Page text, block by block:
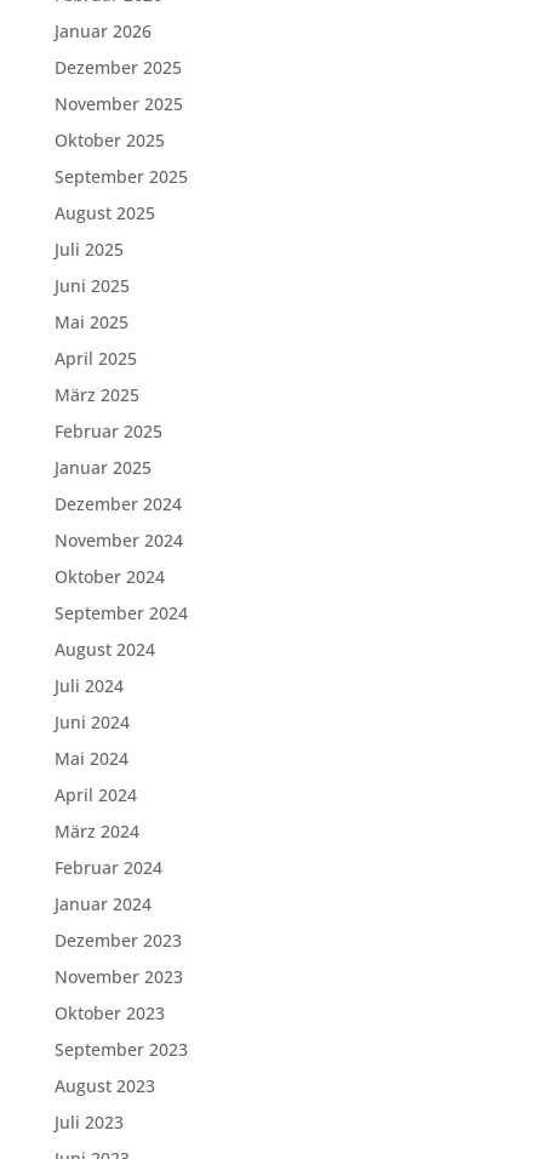
Januar 2026
Dezember 2025
November 2025
Oktober 2025
September 2025
August 2025
Juli 2025
Juni 2025
Mai 2025
April 2025
März 2025
Februar 2025
Januar 2025
Dezember 2024
November 2024
Oktober 2024
September 2024
August 2024
Juli 2024
Juni 2024
Mai 2024
April 2024
März 2024
Februar 2024
Januar 2024
Dezember 2023
November 2023
Oktober 2023
September 2023
August 2023
Juli 2023